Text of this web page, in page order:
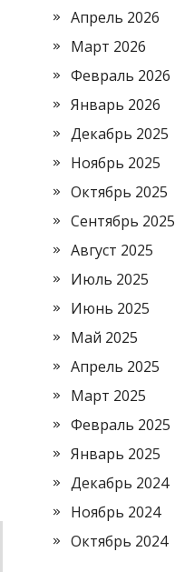
Апрель 2026
Март 2026
Февраль 2026
Январь 2026
Декабрь 2025
Ноябрь 2025
Октябрь 2025
Сентябрь 2025
Август 2025
Июль 2025
Июнь 2025
Май 2025
Апрель 2025
Март 2025
Февраль 2025
Январь 2025
Декабрь 2024
Ноябрь 2024
Октябрь 2024